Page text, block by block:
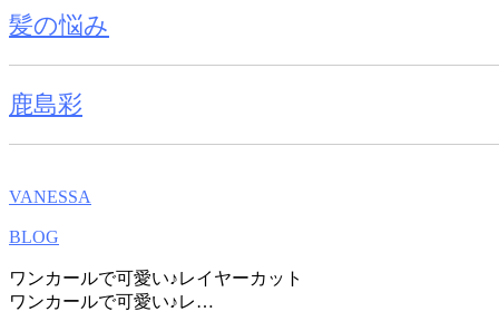
髪の悩み
鹿島彩
VANESSA
BLOG
ワンカールで可愛い♪レイヤーカット
ワンカールで可愛い♪レ…